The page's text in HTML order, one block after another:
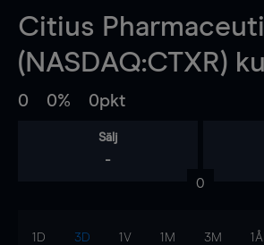
Citius
(NASDAQ:CTXR)
0 0% 0pkt
Sälj
-
0
1D 3D 1V 1M 3M